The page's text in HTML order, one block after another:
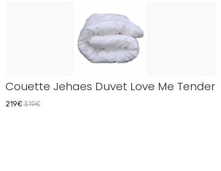
Couette Jehaes Duvet Love Me Tender
219€319€